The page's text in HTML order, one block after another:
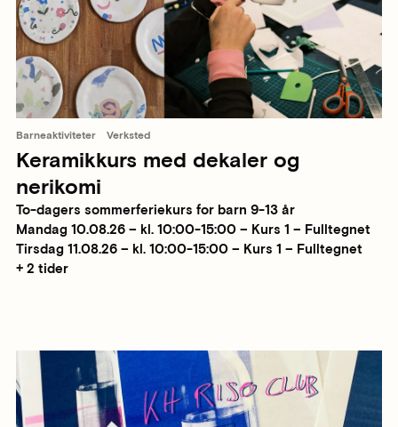
Barneaktiviteter Verksted
Keramikkurs med dekaler og
nerikomi
To-dagers sommerferiekurs for barn 9-13 år
Mandag 10.08.26 – kl. 10:00-15:00 – Kurs 1 – Fulltegnet
Tirsdag 11.08.26 – kl. 10:00-15:00 – Kurs 1 – Fulltegnet
+ 2 tider